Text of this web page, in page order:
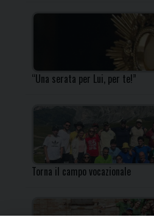
“Una serata per Lui, per te!”
Torna il campo vocazionale